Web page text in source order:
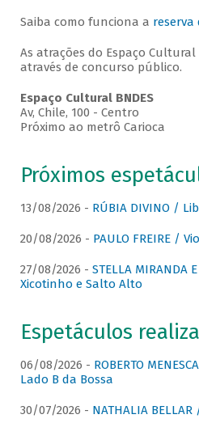
Saiba como funciona a reserva
As atrações do Espaço Cultural
através de concurso público.
Espaço Cultural BNDES
Av, Chile, 100 - Centro
Próximo ao metrô Carioca
Próximos
13/08/2026 - RÚBIA DIVINO /
20/08/2026 - PAULO FREIRE /
27/08/2026 - STELLA MIRANDA
Xicotinho e Salto Alto
Espetáculos
06/08/2026 - ROBERTO
Lado B da Bossa
30/07/2026 - NATHALIA